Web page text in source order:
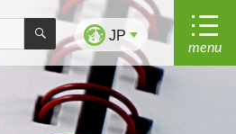
BUSCAR
JP
menu